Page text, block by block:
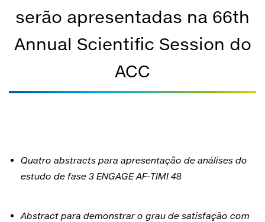
serão apresentadas na 66th
Annual Scientific Session do
ACC
Quatro abstracts para apresentação de análises do
estudo de fase 3 ENGAGE AF-TIMI 48
Abstract para demonstrar o grau de satisfação com